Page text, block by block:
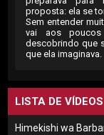
proposta: ela se
Sem entender
vai aos poucos
descobrindo que
que ela imaginava.
LISTA DE VÍDEOS
Himekishi wa